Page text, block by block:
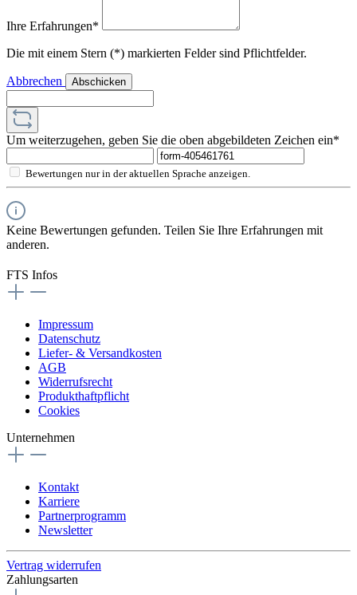
Ihre Erfahrungen*
Die mit einem Stern (*) markierten Felder sind Pflichtfelder.
Abbrechen Abschicken
Um weiterzugehen, geben Sie die oben abgebildeten Zeichen ein*
Bewertungen nur in der aktuellen Sprache anzeigen.
Keine Bewertungen gefunden. Teilen Sie Ihre Erfahrungen mit
anderen.
FTS Infos
Impressum
Datenschutz
Liefer- & Versandkosten
AGB
Widerrufsrecht
Produkthaftpflicht
Cookies
Unternehmen
Kontakt
Karriere
Partnerprogramm
Newsletter
Vertrag widerrufen
Zahlungsarten